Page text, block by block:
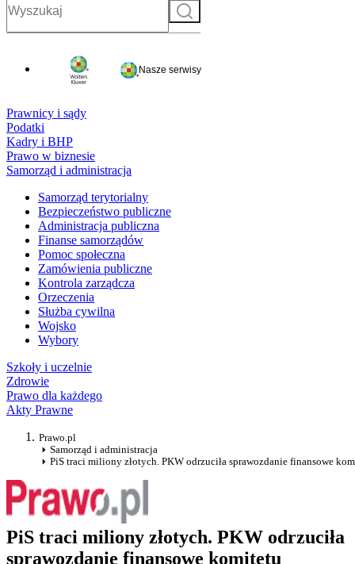
Szukaj
Nasze serwisy
Prawnicy i sądy
Podatki
Kadry i BHP
Prawo w biznesie
Samorząd i administracja
Samorząd terytorialny
Bezpieczeństwo publiczne
Administracja publiczna
Finanse samorządów
Pomoc społeczna
Zamówienia publiczne
Kontrola zarządcza
Orzeczenia
Służba cywilna
Wojsko
Wybory
Szkoły i uczelnie
Zdrowie
Prawo dla każdego
Akty Prawne
Prawo.pl
Samorząd i administracja
PiS traci miliony złotych. PKW odrzuciła sprawozdanie finansowe
PiS traci miliony złotych. PKW odrzuciła
sprawozdanie finansowe komitetu